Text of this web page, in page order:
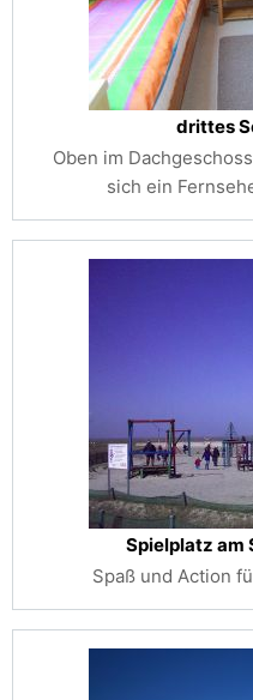
drittes
Oben im
sich ein
Spielplatz am
Spaß und Action